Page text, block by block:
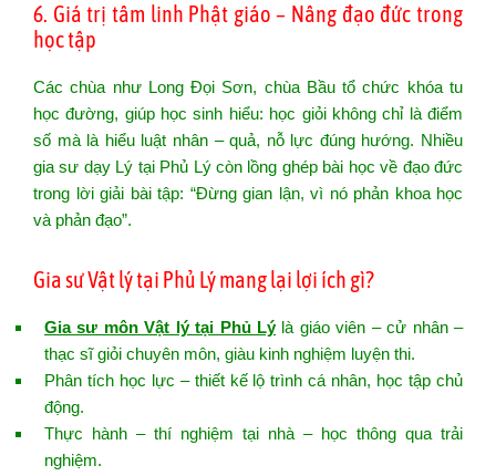
6. Giá trị tâm linh Phật giáo – Nâng đạo đức trong
học tập
Các chùa như Long Đọi Sơn, chùa Bầu tổ chức khóa tu
học đường, giúp học sinh hiểu: học giỏi không chỉ là điểm
số mà là hiểu luật nhân – quả, nỗ lực đúng hướng. Nhiều
gia sư dạy Lý tại Phủ Lý còn lồng ghép bài học về đạo đức
trong lời giải bài tập: “Đừng gian lận, vì nó phản khoa học
và phản đạo”.
Gia sư Vật lý tại Phủ Lý mang lại lợi ích gì?
Gia sư môn Vật lý tại Phủ Lýlà giáo viên – cử nhân –
thạc sĩ giỏi chuyên môn, giàu kinh nghiệm luyện thi.
Phân tích học lực – thiết kế lộ trình cá nhân, học tập chủ
động.
Thực hành – thí nghiệm tại nhà – học thông qua trải
nghiệm.